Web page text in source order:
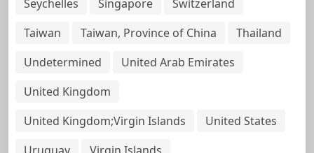
Seychelles
Singapore
Switzerland
Taiwan
Taiwan, Province of China
Thailand
Undetermined
United Arab Emirates
United Kingdom
United Kingdom;Virgin Islands
United States